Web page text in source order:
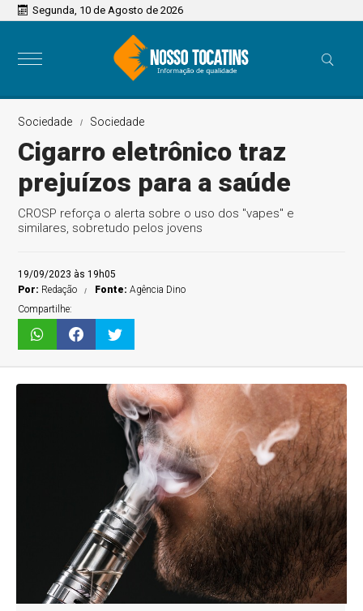
Segunda, 10 de Agosto de 2026
Sociedade Sociedade
Cigarro eletrônico traz
prejuízos para a saúde
CROSP reforça o alerta sobre o uso dos "vapes" e
similares, sobretudo pelos jovens
19/09/2023 às 19h05
Por: Redação Fonte:Agência Dino
Compartilhe: